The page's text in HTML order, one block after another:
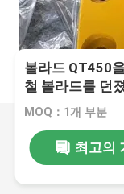
볼라드 QT450
철 볼라드를 던
MOQ：1개 부분
최고의